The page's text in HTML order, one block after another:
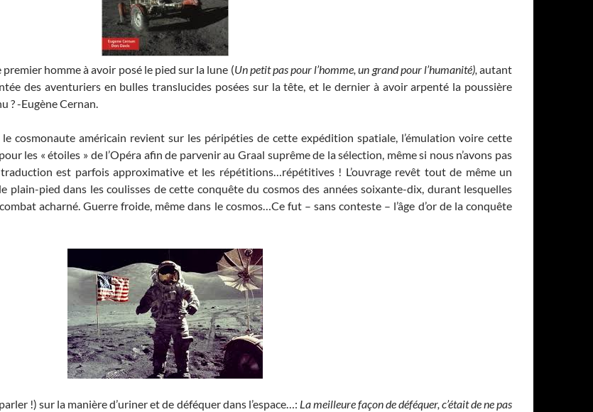
homme à avoir posé le pied sur la lune (Un petit pas pour l’homme, un grand pour l’humanité),autant
des aventuriers en bulles translucides posées sur la tête, et le dernier à avoir arpenté la poussière
? -Eugène Cernan.
cosmonaute américain revient sur les péripéties de cette expédition spatiale, l’émulation voire cette
les « étoiles » de l’Opéra afin de parvenir au Graal suprême de la sélection, même si nous n’avons pas
est parfois approximative et les répétitions…répétitives ! L’ouvrage revêt tout de même un
plain-pied dans les coulisses de cette conquête du cosmos des années soixante-dix, durant lesquelles
acharné. Guerre froide, même dans le cosmos…Ce fut – sans conteste – l’âge d’or de la conquête
!) sur la manière d’uriner et de déféquer dans l’espace…: La meilleure façon de déféquer, c’était de ne pas